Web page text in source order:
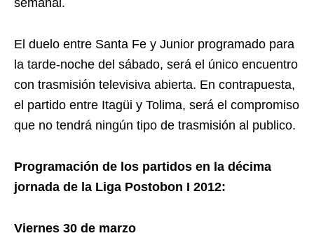
semanal.
El duelo entre Santa Fe y Junior programado para
la tarde-noche del sábado, será el único encuentro
con trasmisión televisiva abierta. En contrapuesta,
el partido entre Itagüi y Tolima, será el compromiso
que no tendrá ningún tipo de trasmisión al publico.
Programación de los partidos en la décima
jornada de la Liga Postobon I 2012:
Viernes 30 de marzo